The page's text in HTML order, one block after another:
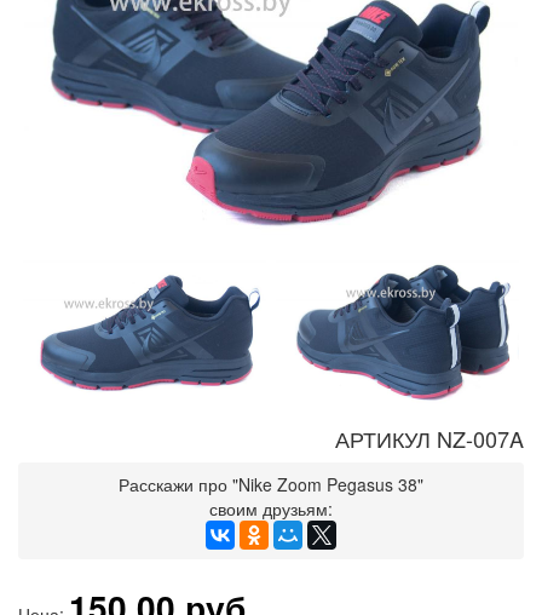
АРТИКУЛ NZ-007A
Расскажи про "Nike Zoom Pegasus 38"
своим друзьям: